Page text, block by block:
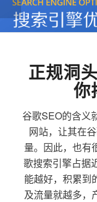
正规洞
你
谷歌SEO的含义
网站，让其在
量。因此，也有
歌搜索引擎占据
能越好，积累到
及流量就越多，